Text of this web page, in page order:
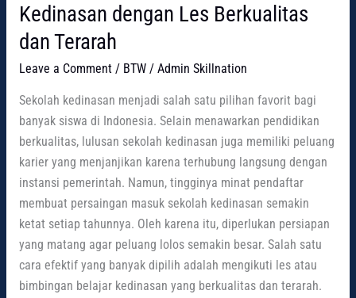
Kedinasan dengan Les Berkualitas
dan Terarah
Leave a Comment / BTW/ Admin Skillnation
Sekolah kedinasan menjadi salah satu pilihan favorit bagi
banyak siswa di Indonesia. Selain menawarkan pendidikan
berkualitas, lulusan sekolah kedinasan juga memiliki peluang
karier yang menjanjikan karena terhubung langsung dengan
instansi pemerintah. Namun, tingginya minat pendaftar
membuat persaingan masuk sekolah kedinasan semakin
ketat setiap tahunnya. Oleh karena itu, diperlukan persiapan
yang matang agar peluang lolos semakin besar. Salah satu
cara efektif yang banyak dipilih adalah mengikuti les atau
bimbingan belajar kedinasan yang berkualitas dan terarah.